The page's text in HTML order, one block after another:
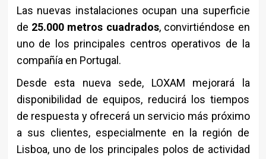
Las nuevas instalaciones ocupan una superficie
de 25.000 metros cuadrados, convirtiéndose en
uno de los principales centros operativos de la
compañía en Portugal.
Desde esta nueva sede, LOXAM mejorará la
disponibilidad de equipos, reducirá los tiempos
de respuesta y ofrecerá un servicio más próximo
a sus clientes, especialmente en la región de
Lisboa, uno de los principales polos de actividad